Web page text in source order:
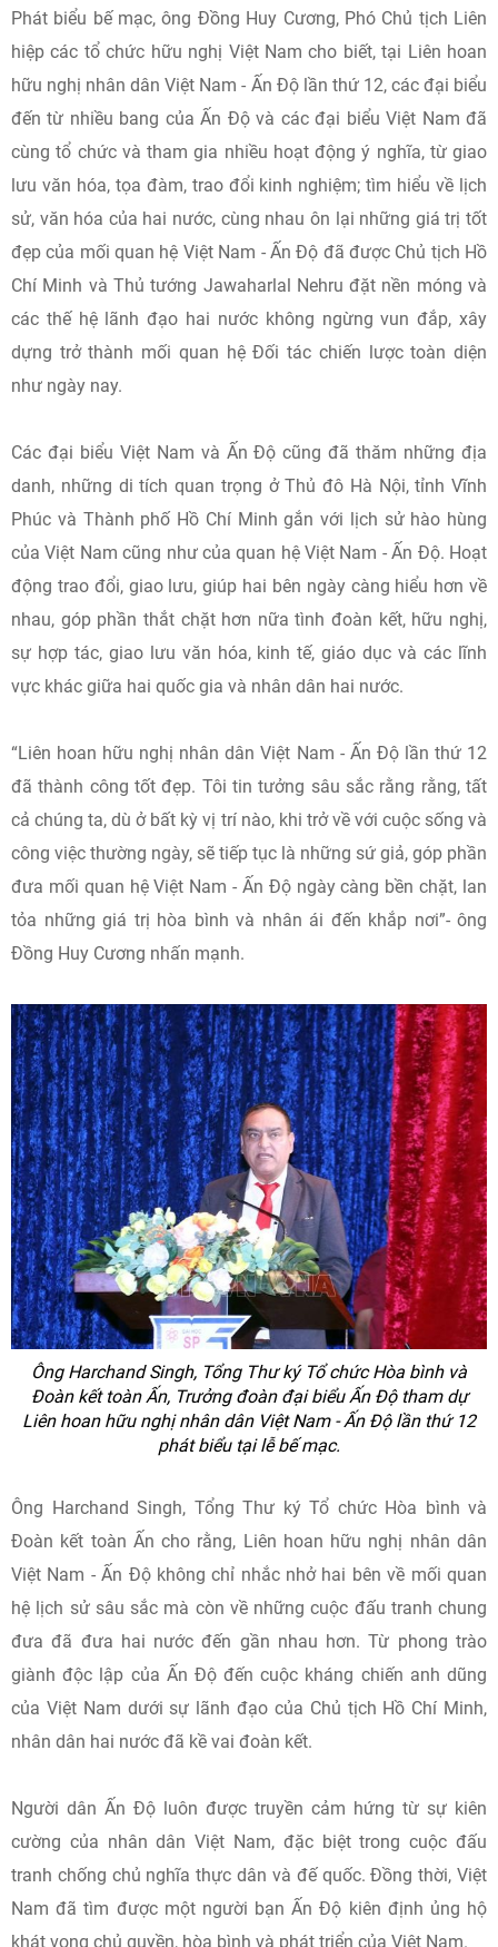
Phát biểu bế mạc, ông Đồng Huy Cương, Phó Chủ tịch Liên
hiệp các tổ chức hữu nghị Việt Nam cho biết, tại Liên hoan
hữu nghị nhân dân Việt Nam - Ấn Độ lần thứ 12, các đại biểu
đến từ nhiều bang của Ấn Độ và các đại biểu Việt Nam đã
cùng tổ chức và tham gia nhiều hoạt động ý nghĩa, từ giao
lưu văn hóa, tọa đàm, trao đổi kinh nghiệm; tìm hiểu về lịch
sử, văn hóa của hai nước, cùng nhau ôn lại những giá trị tốt
đẹp của mối quan hệ Việt Nam - Ấn Độ đã được Chủ tịch Hồ
Chí Minh và Thủ tướng Jawaharlal Nehru đặt nền móng và
các thế hệ lãnh đạo hai nước không ngừng vun đắp, xây
dựng trở thành mối quan hệ Đối tác chiến lược toàn diện
như ngày nay.
Các đại biểu Việt Nam và Ấn Độ cũng đã thăm những địa
danh, những di tích quan trọng ở Thủ đô Hà Nội, tỉnh Vĩnh
Phúc và Thành phố Hồ Chí Minh gắn với lịch sử hào hùng
của Việt Nam cũng như của quan hệ Việt Nam - Ấn Độ. Hoạt
động trao đổi, giao lưu, giúp hai bên ngày càng hiểu hơn về
nhau, góp phần thắt chặt hơn nữa tình đoàn kết, hữu nghị,
sự hợp tác, giao lưu văn hóa, kinh tế, giáo dục và các lĩnh
vực khác giữa hai quốc gia và nhân dân hai nước.
“Liên hoan hữu nghị nhân dân Việt Nam - Ấn Độ lần thứ 12
đã thành công tốt đẹp. Tôi tin tưởng sâu sắc rằng rằng, tất
cả chúng ta, dù ở bất kỳ vị trí nào, khi trở về với cuộc sống và
công việc thường ngày, sẽ tiếp tục là những sứ giả, góp phần
đưa mối quan hệ Việt Nam - Ấn Độ ngày càng bền chặt, lan
tỏa những giá trị hòa bình và nhân ái đến khắp nơi”- ông
Đồng Huy Cương nhấn mạnh.
Ông Harchand Singh, Tổng Thư ký Tổ chức Hòa bình và
Đoàn kết toàn Ấn, Trưởng đoàn đại biểu Ấn Độ tham dự
Liên hoan hữu nghị nhân dân Việt Nam - Ấn Độ lần thứ 12
phát biểu tại lễ bế mạc.
Ông Harchand Singh, Tổng Thư ký Tổ chức Hòa bình và
Đoàn kết toàn Ấn cho rằng, Liên hoan hữu nghị nhân dân
Việt Nam - Ấn Độ không chỉ nhắc nhở hai bên về mối quan
hệ lịch sử sâu sắc mà còn về những cuộc đấu tranh chung
đưa đã đưa hai nước đến gần nhau hơn. Từ phong trào
giành độc lập của Ấn Độ đến cuộc kháng chiến anh dũng
của Việt Nam dưới sự lãnh đạo của Chủ tịch Hồ Chí Minh,
nhân dân hai nước đã kề vai đoàn kết.
Người dân Ấn Độ luôn được truyền cảm hứng từ sự kiên
cường của nhân dân Việt Nam, đặc biệt trong cuộc đấu
tranh chống chủ nghĩa thực dân và đế quốc. Đồng thời, Việt
Nam đã tìm được một người bạn Ấn Độ kiên định ủng hộ
khát vọng chủ quyền, hòa bình và phát triển của Việt Nam.